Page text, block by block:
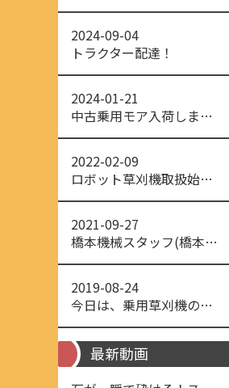
2024-09-04
トラクター配達！
2024-01-21
中古乗用モア入荷しました！
2022-02-09
ロボット草刈機取扱始めました！
2021-09-27
橋本機械スタッフ(橋本機械(株))
2019-08-24
今日は、乗用草刈機の納品でした！ 流行りの、4WD！ #イセキアグリ #オーレック #四駆 #増税間近
最新動画